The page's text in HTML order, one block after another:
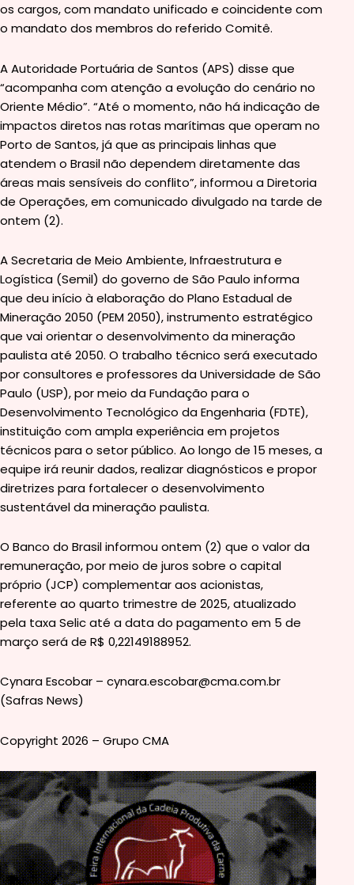
os cargos, com mandato unificado e coincidente com
o mandato dos membros do referido Comitê.
A Autoridade Portuária de Santos (APS) disse que
“acompanha com atenção a evolução do cenário no
Oriente Médio”. “Até o momento, não há indicação de
impactos diretos nas rotas marítimas que operam no
Porto de Santos, já que as principais linhas que
atendem o Brasil não dependem diretamente das
áreas mais sensíveis do conflito”, informou a Diretoria
de Operações, em comunicado divulgado na tarde de
ontem (2).
A Secretaria de Meio Ambiente, Infraestrutura e
Logística (Semil) do governo de São Paulo informa
que deu início à elaboração do Plano Estadual de
Mineração 2050 (PEM 2050), instrumento estratégico
que vai orientar o desenvolvimento da mineração
paulista até 2050. O trabalho técnico será executado
por consultores e professores da Universidade de São
Paulo (USP), por meio da Fundação para o
Desenvolvimento Tecnológico da Engenharia (FDTE),
instituição com ampla experiência em projetos
técnicos para o setor público. Ao longo de 15 meses, a
equipe irá reunir dados, realizar diagnósticos e propor
diretrizes para fortalecer o desenvolvimento
sustentável da mineração paulista.
O Banco do Brasil informou ontem (2) que o valor da
remuneração, por meio de juros sobre o capital
próprio (JCP) complementar aos acionistas,
referente ao quarto trimestre de 2025, atualizado
pela taxa Selic até a data do pagamento em 5 de
março será de R$ 0,22149188952.
Cynara Escobar – cynara.escobar@cma.com.br
(Safras News)
Copyright 2026 – Grupo CMA